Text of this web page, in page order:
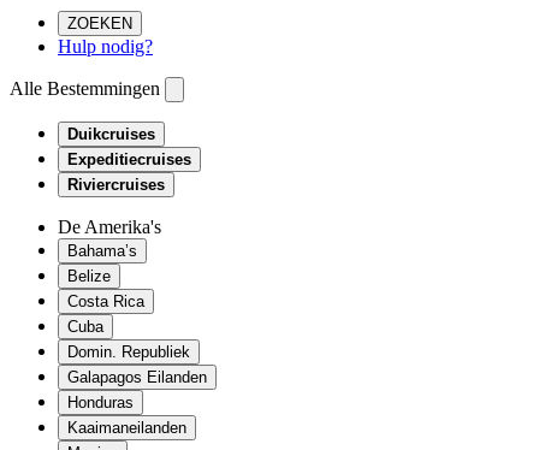
ZOEKEN
Hulp nodig?
Alle Bestemmingen
Duikcruises
Expeditiecruises
Riviercruises
De Amerika's
Bahama’s
Belize
Costa Rica
Cuba
Domin. Republiek
Galapagos Eilanden
Honduras
Kaaimaneilanden